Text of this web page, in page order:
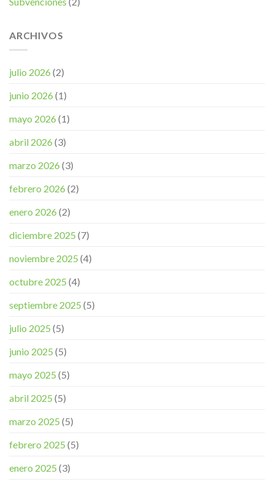
ARCHIVOS
julio 2026 (2)
junio 2026 (1)
mayo 2026 (1)
abril 2026 (3)
marzo 2026 (3)
febrero 2026 (2)
enero 2026 (2)
diciembre 2025 (7)
noviembre 2025 (4)
octubre 2025 (4)
septiembre 2025 (5)
julio 2025 (5)
junio 2025 (5)
mayo 2025 (5)
abril 2025 (5)
marzo 2025 (5)
febrero 2025 (5)
enero 2025 (3)